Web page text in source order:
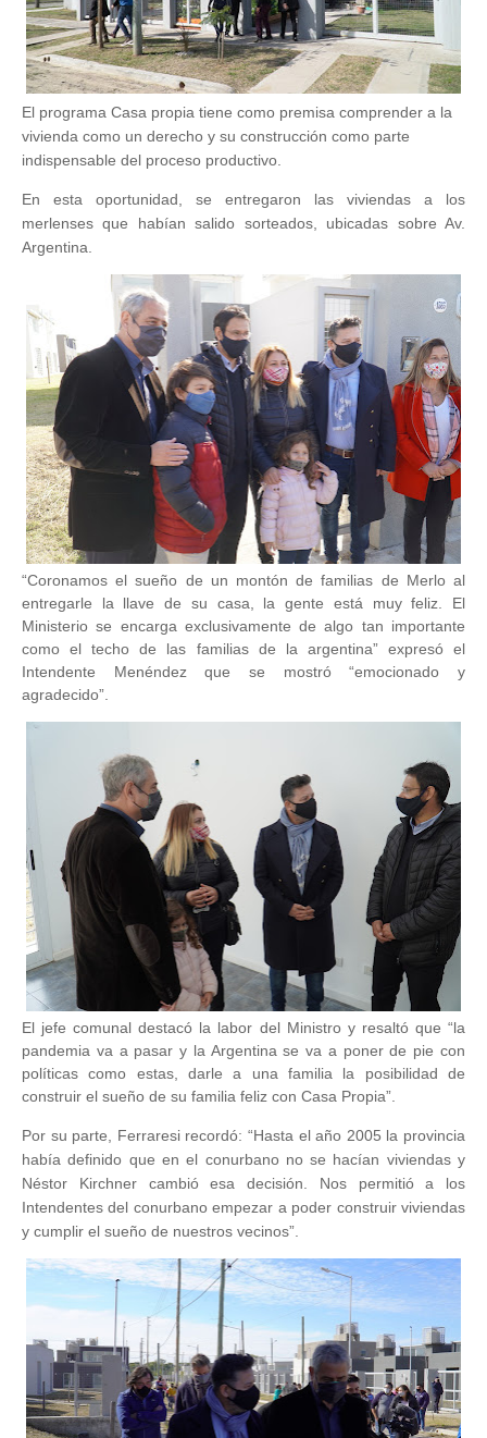
El programa Casa propia tiene como premisa comprender a la
vivienda como un derecho y su construcción como parte
indispensable del proceso productivo.
En esta oportunidad, se entregaron las viviendas a los
merlenses que habían salido sorteados, ubicadas sobre Av.
Argentina.
“Coronamos el sueño de un montón de familias de Merlo al
entregarle la llave de su casa, la gente está muy feliz. El
Ministerio se encarga exclusivamente de algo tan importante
como el techo de las familias de la argentina” expresó el
Intendente Menéndez que se mostró “emocionado y
agradecido”.
El jefe comunal destacó la labor del Ministro y resaltó que “la
pandemia va a pasar y la Argentina se va a poner de pie con
políticas como estas, darle a una familia la posibilidad de
construir el sueño de su familia feliz con Casa Propia”.
Por su parte, Ferraresi recordó: “Hasta el año 2005 la provincia
había definido que en el conurbano no se hacían viviendas y
Néstor Kirchner cambió esa decisión. Nos permitió a los
Intendentes del conurbano empezar a poder construir viviendas
y cumplir el sueño de nuestros vecinos”.